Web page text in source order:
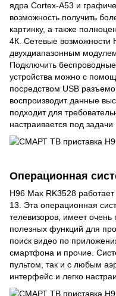
ядра Cortex-A53 и
возможность получить
картинку, а также
4К. Сетевые возможности
двухдиапазонным
Подключить
устройства можно с
посредством USB
воспроизводит данные
подходит для
настраивается под задачи
Операционная
H96 Max RK3528
13. Эта операционная
телевизоров, имеет
полезных функций для
поиск видео по
смартфона и прочие.
пультом, так и с любым
интерфейс и легко